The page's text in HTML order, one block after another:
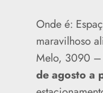
Onde é:
maravilhoso
Melo, 3090 –
de agosto a